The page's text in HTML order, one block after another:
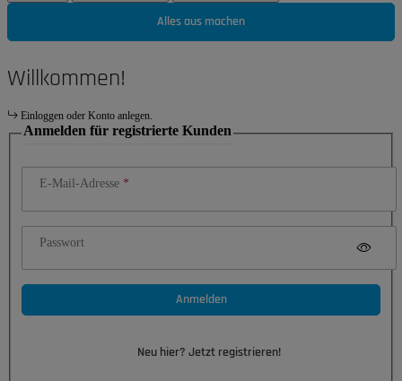
Alles aus machen
Willkommen!
Einloggen oder Konto anlegen.
Anmelden für registrierte Kunden
E-Mail-Adresse
Passwort
Anmelden
Neu hier? Jetzt registrieren!